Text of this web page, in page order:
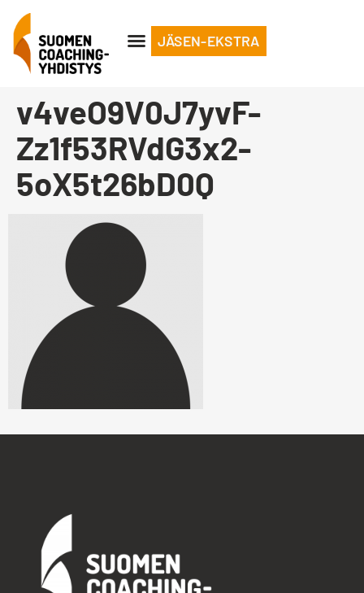
JÄSEN-EKSTRA
v4veO9V0J7yvF-
Zz1f53RVdG3x2-
5oX5t26bD0Q